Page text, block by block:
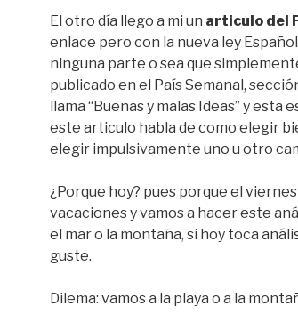
El otro día llego a mi un articulo del
enlace pero con la nueva ley
ninguna parte o sea que
publicado en el País Semanal,
llama “Buenas y malas Ideas” y esta
este articulo habla de como elegir
elegir impulsivamente uno u otro
¿Porque hoy? pues porque el
vacaciones y vamos a hacer este
el mar o la montaña, si hoy toca
guste.
Dilema: vamos a la playa o a la